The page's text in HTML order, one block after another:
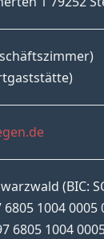
(BIC:
1004 0005
6805 1004